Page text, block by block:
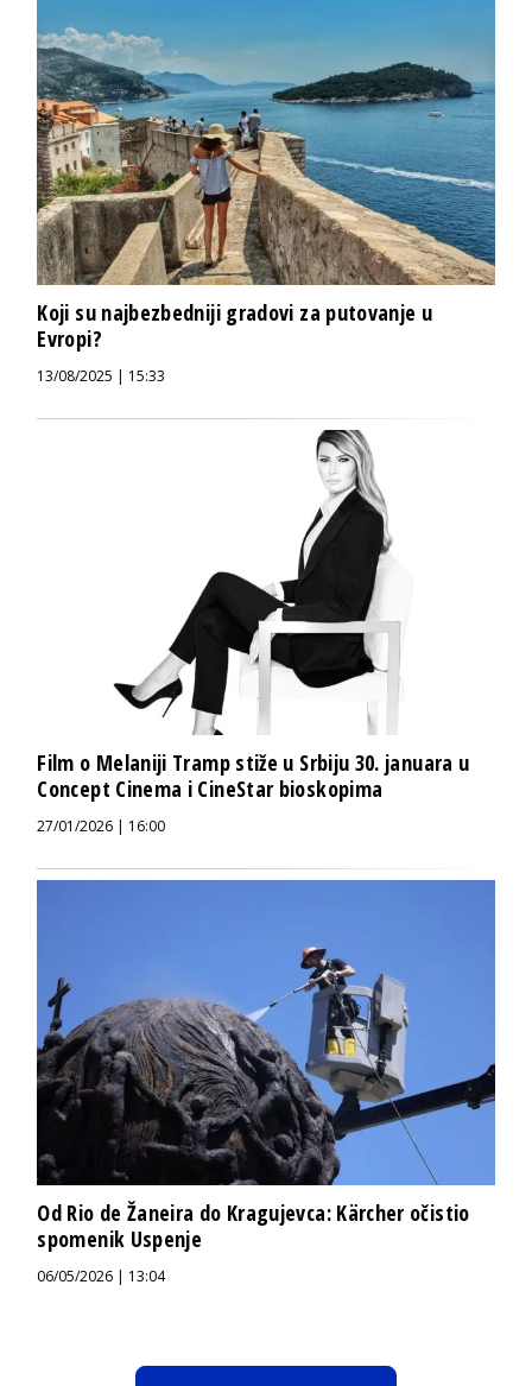
Koji su najbezbedniji gradovi za putovanje u
Evropi?
13/08/2025 | 15:33
Film o Melaniji Tramp stiže u Srbiju 30. januara u
Concept Cinema i CineStar bioskopima
27/01/2026 | 16:00
Od Rio de Žaneira do Kragujevca: Kärcher očistio
spomenik Uspenje
06/05/2026 | 13:04